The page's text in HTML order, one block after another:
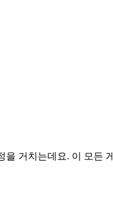
거치는데요. 이 모든